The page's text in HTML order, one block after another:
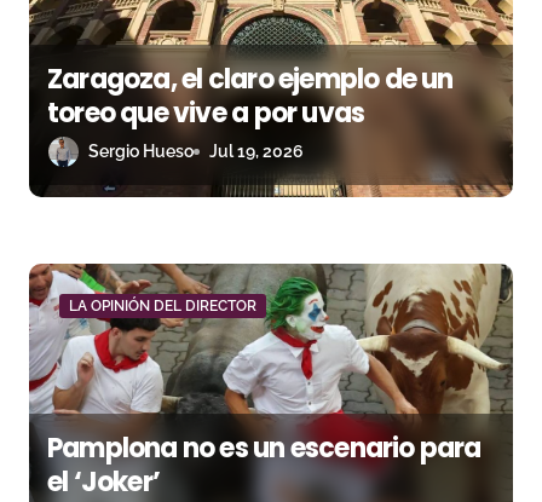
e
e
n
a
d
a
s
Zaragoza, el claro ejemplo de un
toreo que vive a por uvas
Sergio Hueso Jul 19, 2026
LA OPINIÓN DEL DIRECTOR
Pamplona no es un escenario para
el ‘Joker’